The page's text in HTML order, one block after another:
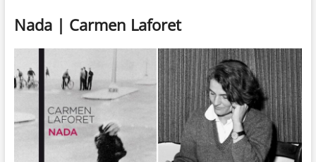
Nada | Carmen Laforet